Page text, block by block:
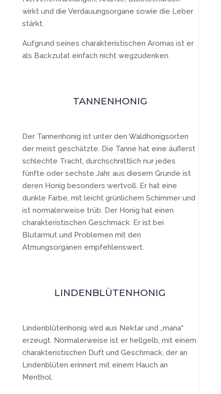
wirkt und die Verdauungsorgane sowie die Leber
stärkt.
Aufgrund seines charakteristischen Aromas ist er
als Backzutat einfach nicht wegzudenken.
TANNENHONIG
Der Tannenhonig ist unter den Waldhonigsorten
der meist geschätzte. Die Tanne hat eine äußerst
schlechte Tracht, durchschnittlich nur jedes
fünfte oder sechste Jahr, aus diesem Grunde ist
deren Honig besonders wertvoll. Er hat eine
dunkle Farbe, mit leicht grünlichem Schimmer und
ist normalerweise trüb. Der Honig hat einen
charakteristischen Geschmack. Er ist bei
Blutarmut und Problemen mit den
Atmungsorganen empfehlenswert.
LINDENBLÜTENHONIG
Lindenblütenhonig wird aus Nektar und „mana“
erzeugt. Normalerweise ist er hellgelb, mit einem
charakteristischen Duft und Geschmack, der an
Lindenblüten erinnert mit einem Hauch an
Menthol.